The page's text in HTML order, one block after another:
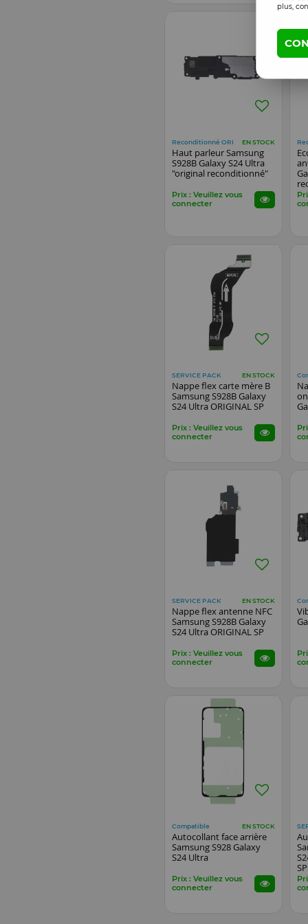
Reconditionné ORI EN STOCK
Haut parleur Samsung
S928B Galaxy S24 Ultra
"original reconditionné"
Prix : Veuillez vous
connecter
SERVICE PACK EN STOCK
Nappe flex carte mère B
Samsung S928B Galaxy
S24 Ultra ORIGINAL SP
Prix : Veuillez vous
connecter
SERVICE PACK EN STOCK
Nappe flex antenne NFC
Samsung S928B Galaxy
S24 Ultra ORIGINAL SP
Prix : Veuillez vous
connecter
Compatible EN STOCK
Autocollant face arrière
Samsung S928 Galaxy
S24 Ultra
Prix : Veuillez vous
connecter
SP
plus,